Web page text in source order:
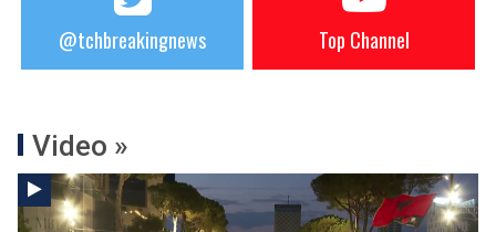
@tchbreakingnews Top Channel
Video »